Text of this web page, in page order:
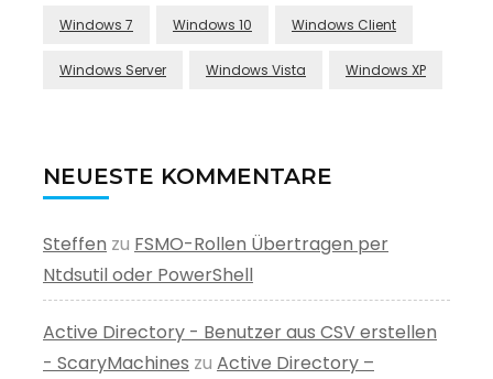
Windows 7 Windows 10 Windows Client
Windows Server Windows Vista Windows XP
NEUESTE KOMMENTARE
Steffen zu FSMO-Rollen Übertragen per
Ntdsutil oder PowerShell
Active Directory - Benutzer aus CSV erstellen
- ScaryMachines zu Active Directory –